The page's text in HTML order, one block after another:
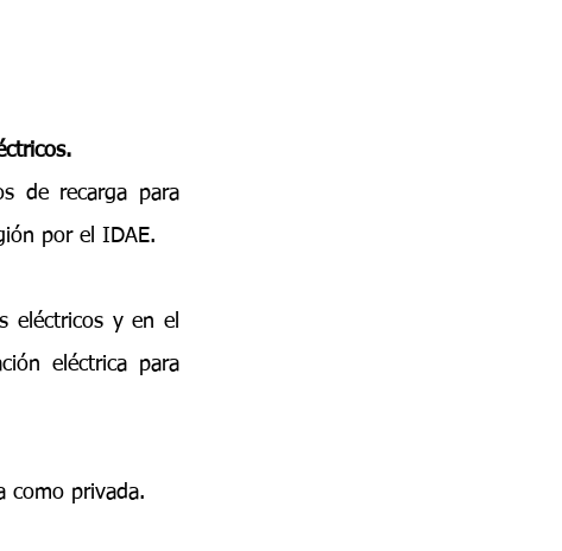
de recarga para
por el IDAE.
eléctricos y en el
eléctrica para
como privada.